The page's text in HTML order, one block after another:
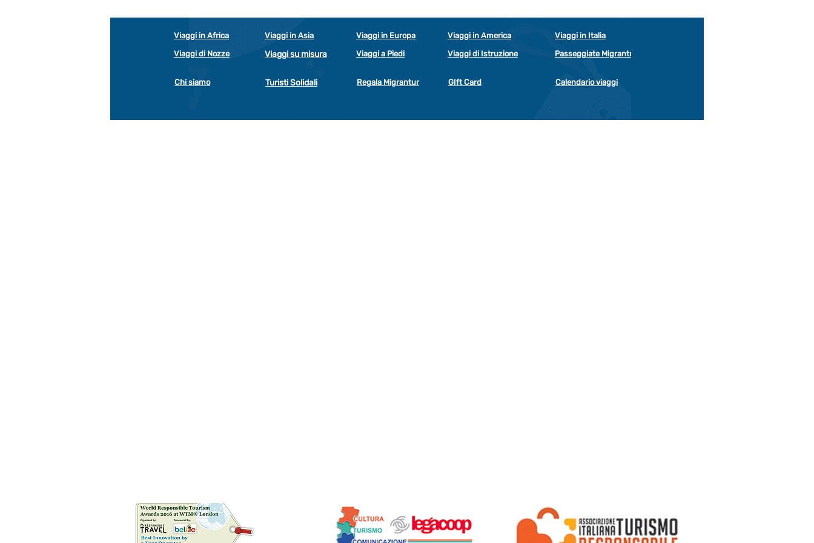
Viaggi in Africa Viaggi in Asia Viaggi in Europa Viaggi in America
Viaggi in Italia
Viaggi di Nozze
Viaggi su misura Viaggi a Piedi Viaggi di Istruzione Passeggiate Migrantur
Chi siamo Turisti Solidali Regala Migrantur GIft Card Calendario viaggi